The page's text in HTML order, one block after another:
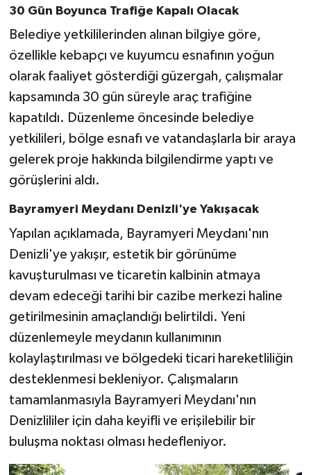
30 Gün Boyunca Trafiğe Kapalı Olacak
Belediye yetkililerinden alınan bilgiye göre,
özellikle kebapçı ve kuyumcu esnafının yoğun
olarak faaliyet gösterdiği güzergah, çalışmalar
kapsamında 30 gün süreyle araç trafiğine
kapatıldı. Düzenleme öncesinde belediye
yetkilileri, bölge esnafı ve vatandaşlarla bir araya
gelerek proje hakkında bilgilendirme yaptı ve
görüşlerini aldı.
Bayramyeri Meydanı Denizli'ye Yakışacak
Yapılan açıklamada, Bayramyeri Meydanı'nın
Denizli'ye yakışır, estetik bir görünüme
kavuşturulması ve ticaretin kalbinin atmaya
devam edeceği tarihi bir cazibe merkezi haline
getirilmesinin amaçlandığı belirtildi. Yeni
düzenlemeyle meydanın kullanımının
kolaylaştırılması ve bölgedeki ticari hareketliliğin
desteklenmesi bekleniyor. Çalışmaların
tamamlanmasıyla Bayramyeri Meydanı'nın
Denizlililer için daha keyifli ve erişilebilir bir
buluşma noktası olması hedefleniyor.